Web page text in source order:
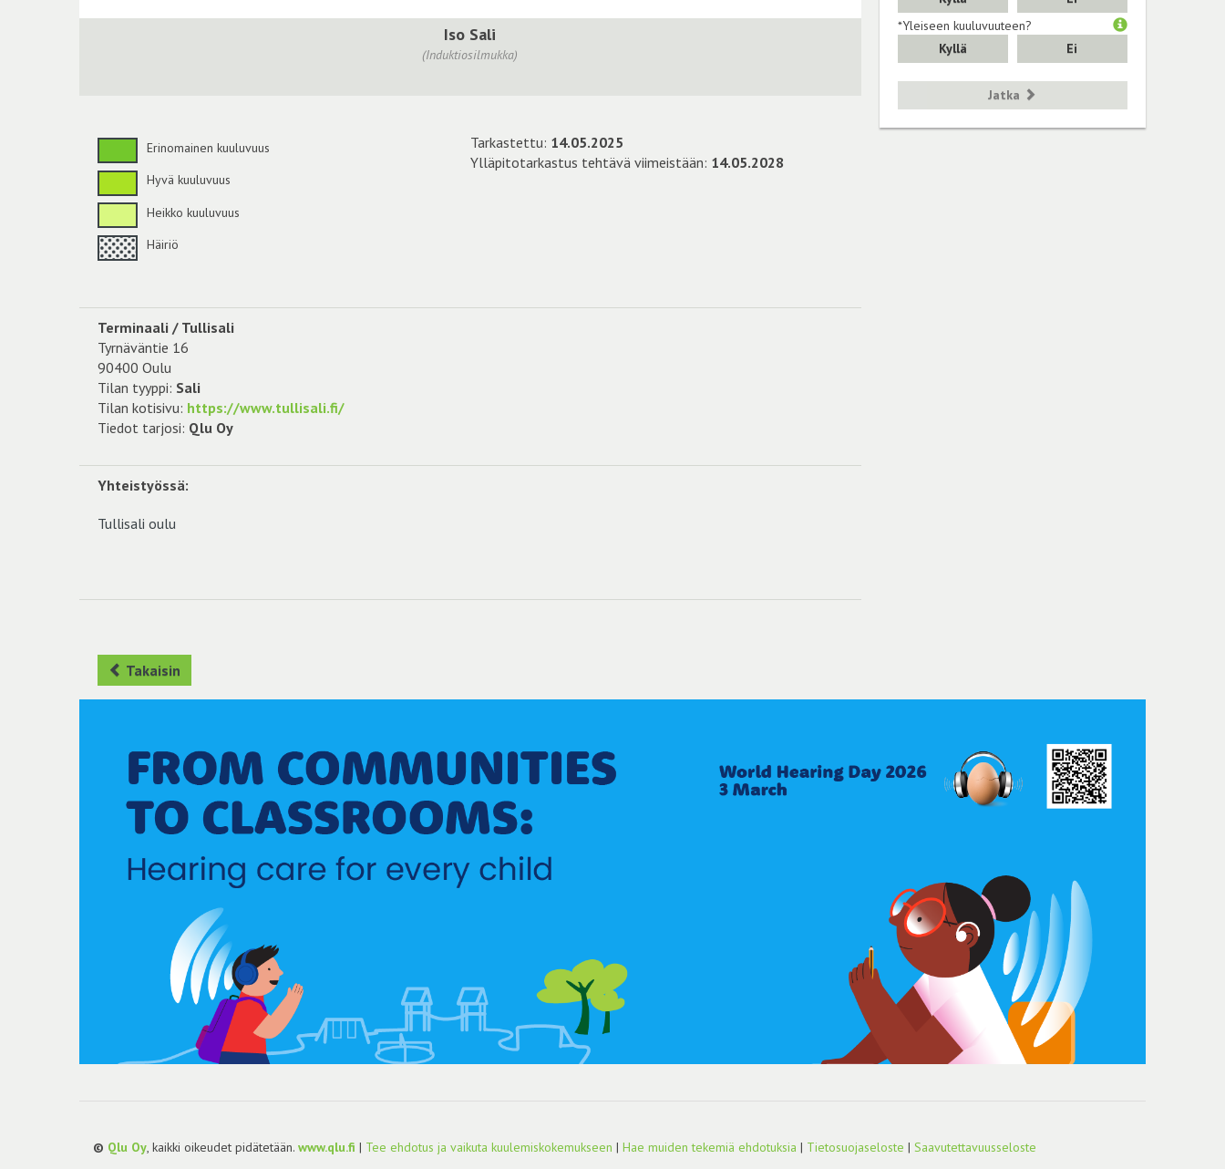
Iso Sali
(Induktiosilmukka)
Erinomainen kuuluvuus
Hyvä kuuluvuus
Heikko kuuluvuus
Häiriö
Tarkastettu: 14.05.2025
Ylläpitotarkastus tehtävä viimeistään: 14.05.2028
Terminaali / Tullisali
Tyrnäväntie 16
90400 Oulu
Tilan tyyppi: Sali
Tilan kotisivu: https://www.tullisali.fi/
Tiedot tarjosi: Qlu Oy
Yhteistyössä:
Tullisali oulu
*Yleiseen kuuluvuuteen?
Kyllä
Ei
Jatka
Takaisin
© Qlu Oy , kaikki oikeudet pidätetään. www.qlu.fi | Tee ehdotus ja vaikuta kuulemiskokemukseen | Hae muiden tekemiä ehdotuksia | Tietosuojaseloste | Saavutettavuusseloste